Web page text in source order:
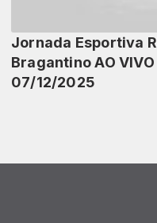
Jornada Esportiva
Bragantino AO
07/12/2025